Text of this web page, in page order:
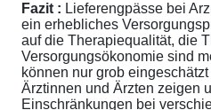
Fazit : Lieferengpässe bei
ein erhebliches
auf die Therapiequalität, die
Versorgungsökonomie sind
können nur grob
Ärztinnen und Ärzten zeigen
Einschränkungen bei